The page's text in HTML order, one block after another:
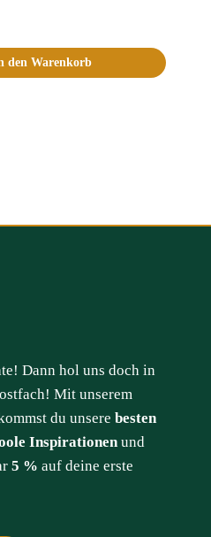
den Warenkorb
Dann hol uns doch in
Mit unserem
du unsere besten
Inspirationen und
5 % auf deine erste